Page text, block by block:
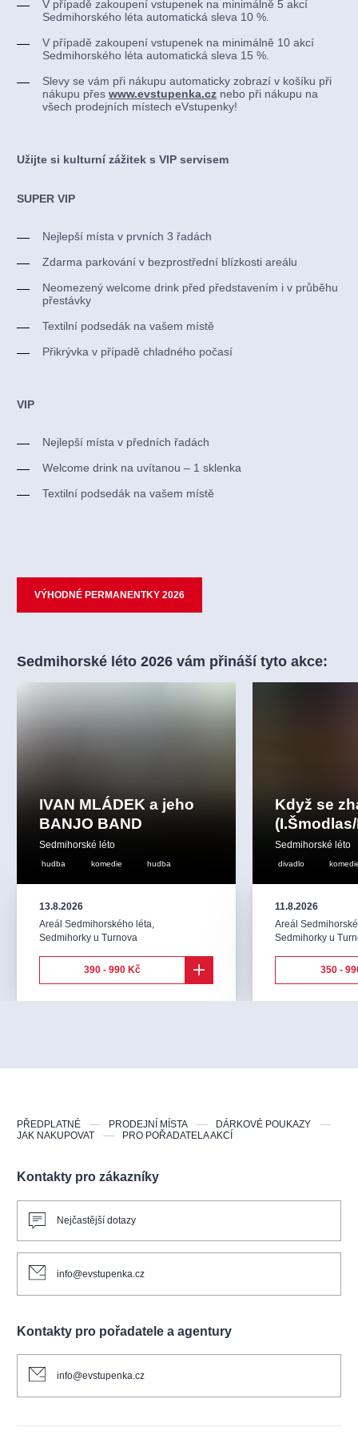
V případě zakoupení vstupenek na minimálně 5 akcí
Sedmihorského léta automatická sleva 10 %.
V případě zakoupení vstupenek na minimálně 10 akcí
Sedmihorského léta automatická sleva 15 %.
Slevy se vám při nákupu automaticky zobrazí v košíku při
nákupu přes www.evstupenka.cz nebo při nákupu na
všech prodejních místech eVstupenky!
Užijte si kulturní zážitek s VIP servisem
SUPER VIP
Nejlepší místa v prvních 3 řadách
Zdarma parkování v bezprostřední blízkosti areálu
Neomezený welcome drink před představením i v průběhu
přestávky
Textilní podsedák na vašem místě
Přikrývka v případě chladného počasí
VIP
Nejlepší místa v předních řadách
Welcome drink na uvítanou – 1 sklenka
Textilní podsedák na vašem místě
VÝHODNÉ PERMANENTKY 2026
Sedmihorské léto 2026 vám přináší tyto akce:
IVAN MLÁDEK a jeho
BANJO BAND
Sedmihorské léto
hudba komedie hudba
13.8.2026
Areál Sedmihorského léta
Sedmihorky u Turnova
390 - 990 Kč
Když se
Sedmihorské léto
divadlo
11.8.2026
Areál
Sedmihorky u
350 -
Kontakty pro zákazníky
Nejčastější dotazy
info@evstupenka.cz
Kontakty pro pořadatele a agentury
info@evstupenka.cz
PŘEDPLATNÉ PRODEJNÍ MÍSTA
DÁRKOVÉ POUKAZY
JAK NAKUPOVAT
PRO POŘADATELA AKCÍ